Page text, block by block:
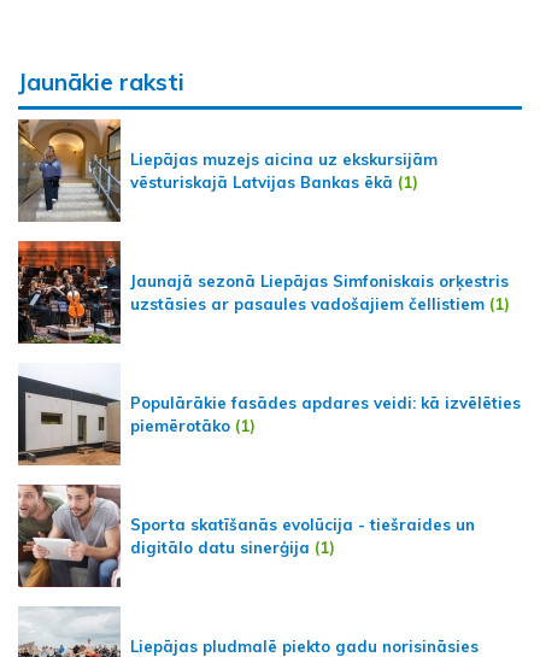
Jaunākie raksti
Liepājas muzejs aicina uz ekskursijām
vēsturiskajā Latvijas Bankas ēkā (1)
Jaunajā sezonā Liepājas Simfoniskais orķestris
uzstāsies ar pasaules vadošajiem čellistiem (1)
Populārākie fasādes apdares veidi: kā izvēlēties
piemērotāko (1)
Sporta skatīšanās evolūcija - tiešraides un
digitālo datu sinerģija (1)
Liepājas pludmalē piekto gadu norisināsies